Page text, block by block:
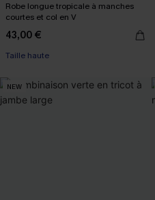
Robe longue tropicale à manches
courtes et col en V
43,00 €
Taille haute
NEW